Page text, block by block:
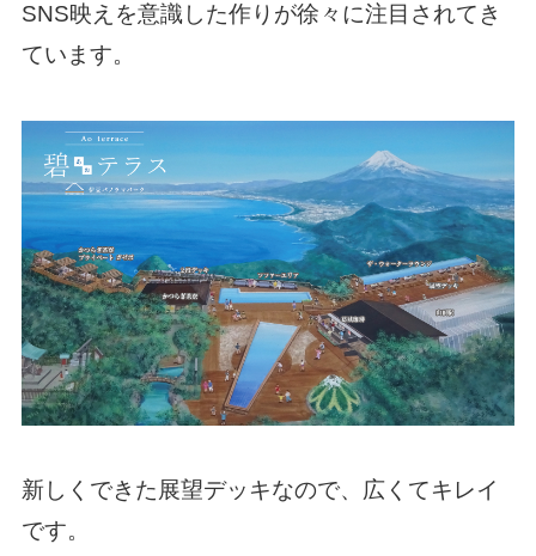
SNS映えを意識した作りが徐々に注目されてき
ています。
新しくできた展望デッキなので、広くてキレイ
です。